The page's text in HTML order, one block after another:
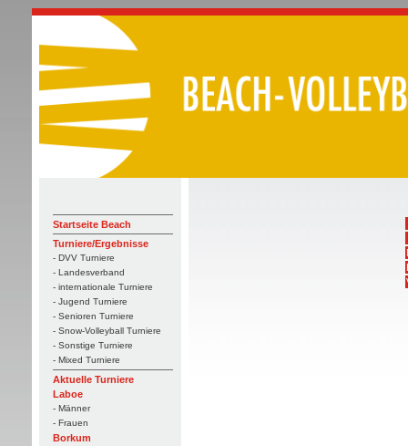
Startseite Beach
Turniere/Ergebnisse
- DVV Turniere
- Landesverband
- internationale Turniere
- Jugend Turniere
- Senioren Turniere
- Snow-Volleyball Turniere
- Sonstige Turniere
- Mixed Turniere
Aktuelle Turniere
Laboe
- Männer
- Frauen
Borkum